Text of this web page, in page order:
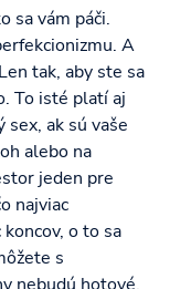
sa vám páči.
A
tak, aby ste sa
To isté platí aj
ak sú vaše
alebo na
jeden pre
najviac
o to sa
s